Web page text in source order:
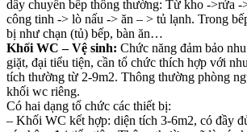
dây chuyền bếp thông thường: Từ kho ->rửa -
công tinh -> lò nấu -> ăn – > tủ lạnh. Trong
bị như chạn (tủ) bếp, bàn ăn…
Khối WC – Vệ sinh: Chức năng đảm bảo
giặt, đại tiểu tiện, cần tổ chức thích hợp với
tích thường từ 2-9m2. Thông thường phòng
khối wc riêng.
Có hai dạng tổ chức các thiết bị:
– Khối WC kết hợp: diện tích 3-6m2, có đầy